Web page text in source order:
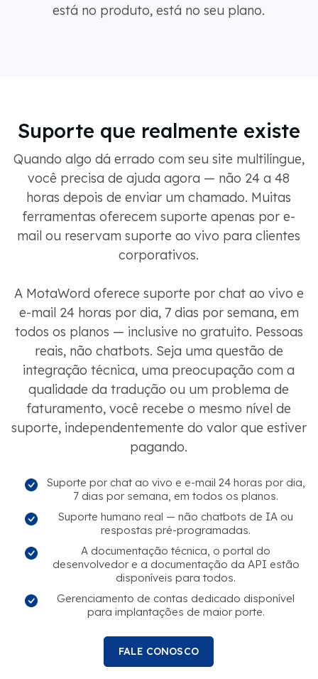
está no produto, está no seu plano.
Suporte que realmente existe
Quando algo dá errado com seu site multilíngue,
você precisa de ajuda agora — não 24 a 48
horas depois de enviar um chamado. Muitas
ferramentas oferecem suporte apenas por e-
mail ou reservam suporte ao vivo para clientes
corporativos.
A MotaWord oferece suporte por chat ao vivo e
e-mail 24 horas por dia, 7 dias por semana, em
todos os planos — inclusive no gratuito. Pessoas
reais, não chatbots. Seja uma questão de
integração técnica, uma preocupação com a
qualidade da tradução ou um problema de
faturamento, você recebe o mesmo nível de
suporte, independentemente do valor que estiver
pagando.
Suporte por chat ao vivo e e-mail 24 horas por dia,
7 dias por semana, em todos os planos.
Suporte humano real — não chatbots de IA ou
respostas pré-programadas.
A documentação técnica, o portal do
desenvolvedor e a documentação da API estão
disponíveis para todos.
Gerenciamento de contas dedicado disponível
para implantações de maior porte.
FALE CONOSCO